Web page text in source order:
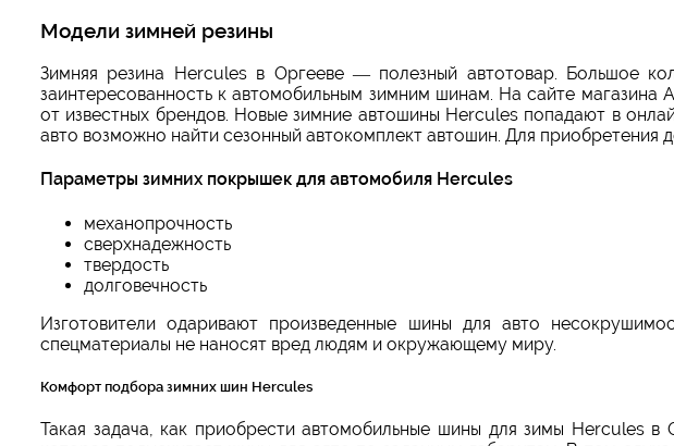
Модели зимней резины
Зимняя резина Hercules в Оргееве — полезный автотовар. Большое
заинтересованность к автомобильным зимним шинам. На сайте
от известных брендов. Новые зимние автошины Hercules попадают в
авто возможно найти сезонный автокомплект автошин. Для
Параметры зимних покрышек для автомобиля Hercules
механопрочность
сверхнадежность
твердость
долговечность
Изготовители одаривают произведенные шины для авто
спецматериалы не наносят вред людям и окружающему миру.
Комфорт подбора зимних шин Hercules
Такая задача, как приобрести автомобильные шины для зимы Hercules